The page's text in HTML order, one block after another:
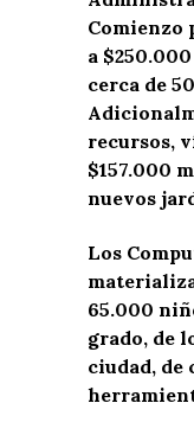
Comienzo
a
cerca de
recursos,
$157.000
nuevos
Los
65.000
grado, de
ciudad, de